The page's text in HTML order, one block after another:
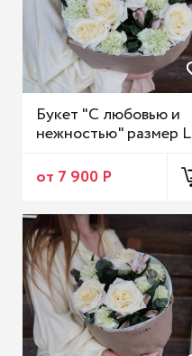
Букет "С любовью и
нежностью" размер L
от 7 900 Р